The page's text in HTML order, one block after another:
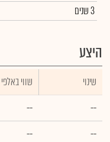
3 שנים
היצע
שינוי ₪ שווי באלפי
--
--
--
--